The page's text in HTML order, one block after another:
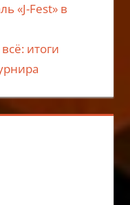
«J-Fest» в
итоги